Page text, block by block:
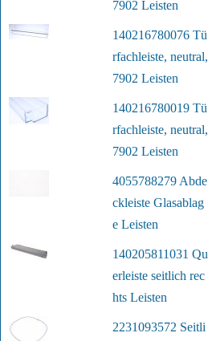
7902 Leisten
140216780076 Tü
rfachleiste, neutral,
7902 Leisten
140216780019 Tü
rfachleiste, neutral,
7902 Leisten
4055788279 Abde
ckleiste Glasablag
e Leisten
140205811031 Qu
erleiste seitlich rec
hts Leisten
2231093572 Seitli